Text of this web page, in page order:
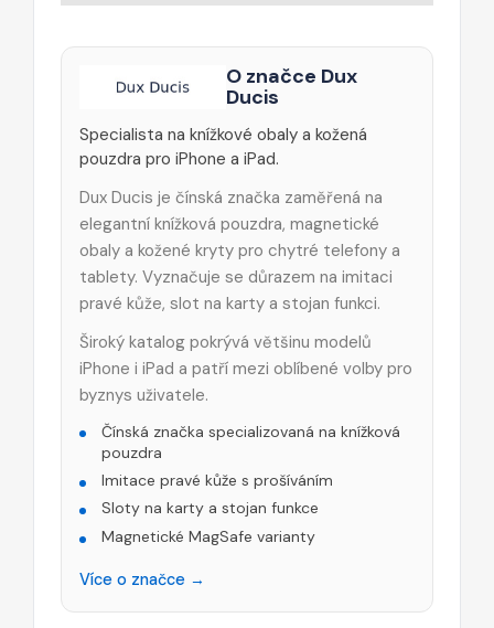
O značce Dux
Ducis
Specialista na knížkové obaly a kožená
pouzdra pro iPhone a iPad.
Dux Ducis je čínská značka zaměřená na
elegantní knížková pouzdra, magnetické
obaly a kožené kryty pro chytré telefony a
tablety. Vyznačuje se důrazem na imitaci
pravé kůže, slot na karty a stojan funkci.
Široký katalog pokrývá většinu modelů
iPhone i iPad a patří mezi oblíbené volby pro
byznys uživatele.
Čínská značka specializovaná na knížková
pouzdra
Imitace pravé kůže s prošíváním
Sloty na karty a stojan funkce
Magnetické MagSafe varianty
Více o značce →